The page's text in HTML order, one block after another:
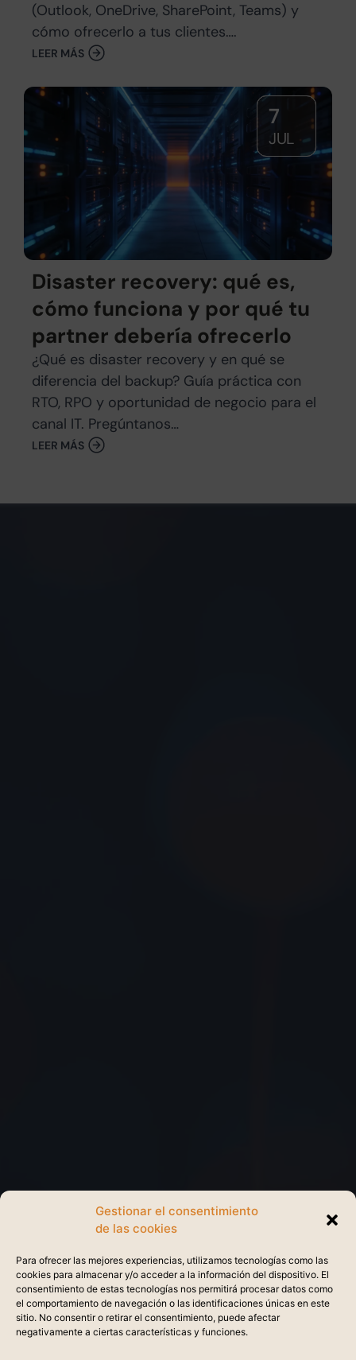
Gestionar el consentimiento
de las cookies
Para ofrecer las mejores experiencias, utilizamos tecnologías como las
cookies para almacenar y/o acceder a la información del dispositivo. El
consentimiento de estas tecnologías nos permitirá procesar datos como
el comportamiento de navegación o las identificaciones únicas en este
sitio. No consentir o retirar el consentimiento, puede afectar
negativamente a ciertas características y funciones.
(Outlook, OneDrive, SharePoint, Teams) y
cómo ofrecerlo a tus clientes….
LEER MÁS
7
JUL
Disaster recovery: qué es,
cómo funciona y por qué tu
partner debería ofrecerlo
¿Qué es disaster recovery y en qué se
diferencia del backup? Guía práctica con
RTO, RPO y oportunidad de negocio para el
canal IT. Pregúntanos…
LEER MÁS